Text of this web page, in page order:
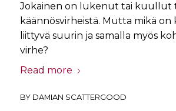
Jokainen on lukenut tai kuullut
käännösvirheistä. Mutta mikä on
liittyvä suurin ja samalla myös
virhe?
Read more
BY DAMIAN SCATTERGOOD